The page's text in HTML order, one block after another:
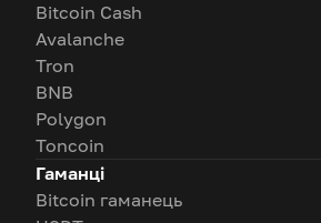
Bitcoin Cash
Avalanche
Tron
BNB
Polygon
Toncoin
Гаманці
Bitcoin гаманець